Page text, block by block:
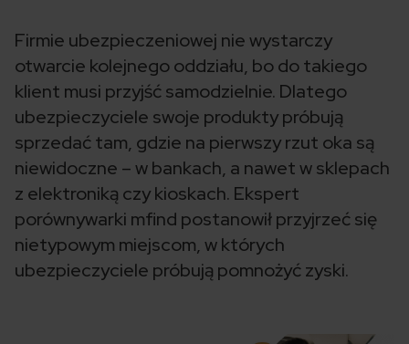
Firmie ubezpieczeniowej nie wystarczy
otwarcie kolejnego oddziału, bo do takiego
klient musi przyjść samodzielnie. Dlatego
ubezpieczyciele swoje produkty próbują
sprzedać tam, gdzie na pierwszy rzut oka są
niewidoczne – w bankach, a nawet w sklepach
z elektroniką czy kioskach. Ekspert
porównywarki mfind postanowił przyjrzeć się
nietypowym miejscom, w których
ubezpieczyciele próbują pomnożyć zyski.